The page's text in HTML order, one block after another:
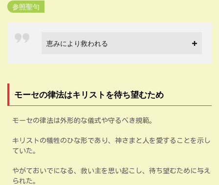
参照聖句
恵みにより救われる
モーセの律法はキリストを待ち望むため
モーセの律法は外形的な儀式や守るべき規範。
キリストの犠牲のひな形であり、神さまと人を愛することを示し
ていた。
やがておいでになる、救い主を思い起こし、待ち望むために与え
られた。